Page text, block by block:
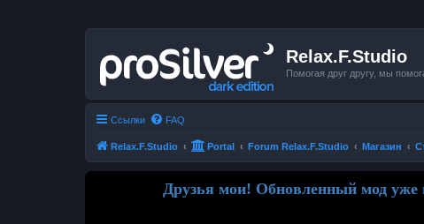
Relax.F.Studio
Помогая друг другу, мы
Ссылки FAQ
Relax.F.Studio Portal Forum Relax.F.Studio Магазин
Друзья мои! Обновленный мод уже